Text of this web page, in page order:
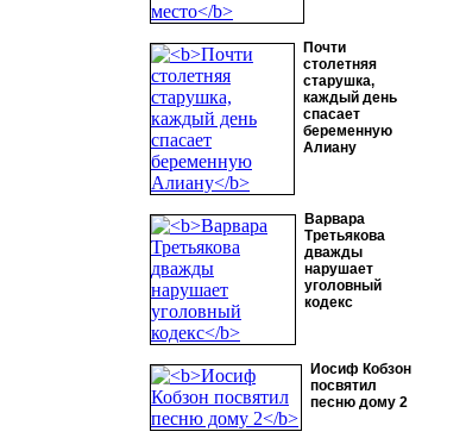
Почти
столетняя
старушка,
каждый день
спасает
беременную
Алиану
Варвара
Третьякова
дважды
нарушает
уголовный
кодекс
Иосиф Кобзон
посвятил
песню дому 2